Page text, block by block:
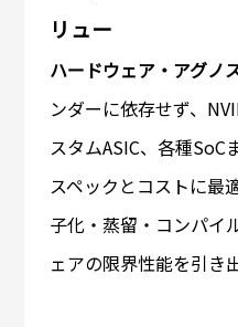
リュー
ハードウェア・アグノ
ンダーに依存せず、
スタムASIC、各種SoC
スペックとコストに最
子化・蒸留・コンパイ
ェアの限界性能を引き